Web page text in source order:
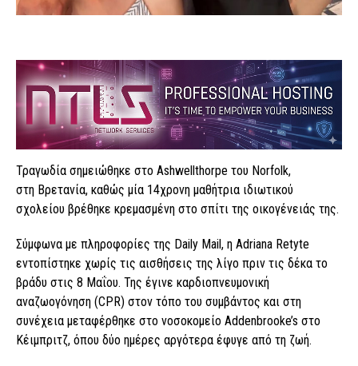
Τραγωδία σημειώθηκε στο Ashwellthorpe του Norfolk,
στη Βρετανία, καθώς μία 14χρονη μαθήτρια ιδιωτικού
σχολείου βρέθηκε κρεμασμένη στο σπίτι της οικογένειάς της.
Σύμφωνα με πληροφορίες της Daily Mail, η Adriana Retyte
εντοπίστηκε χωρίς τις αισθήσεις της λίγο πριν τις δέκα το
βράδυ στις 8 Μαΐου. Της έγινε καρδιοπνευμονική
αναζωογόνηση (CPR) στον τόπο του συμβάντος και στη
συνέχεια μεταφέρθηκε στο νοσοκομείο Addenbrooke’s στο
Κέιμπριτζ, όπου δύο ημέρες αργότερα έφυγε από τη ζωή.